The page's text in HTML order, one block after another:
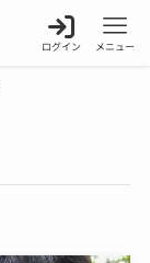
ログイン メニュー